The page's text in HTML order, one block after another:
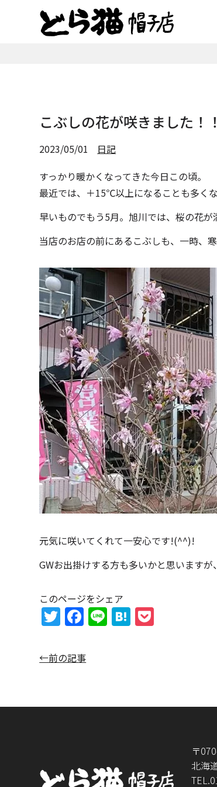
こぶしの花が咲きました！！
2023/05/01
日記
すっかり暖かくなってきた今日この頃。
最近では、＋15℃以上になることも多く
早いものでもう5月。旭川では、桜の花が
当店のお店の前にあるこぶしも、一時、
元気に咲いてくれて一安心です!(^^)!
GWお出掛けする方も多いかと思います
このページをシェア
T
itt
F
c
o
Li H
←前の記事
〒
北海
TEL.